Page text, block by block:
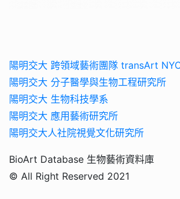
陽明交大 跨領域藝術團隊 transArt
陽明交大 分子醫學與生物工程研究所
陽明交大 生物科技學系
陽明交大 應用藝術研究所
陽明交大人社院視覺文化研究所
BioArt Database 生物藝術資料庫
© All Right Reserved 2021